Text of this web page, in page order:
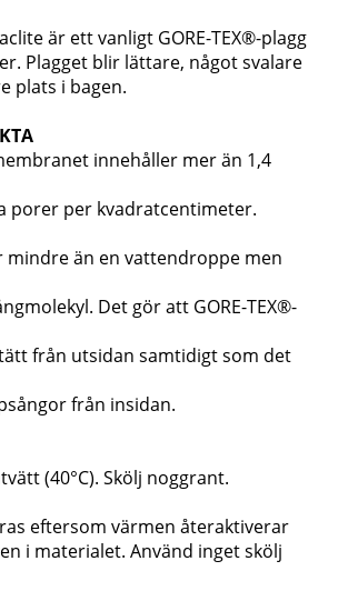
är ett vanligt GORE-TEX®-plagg
Plagget blir lättare, något svalare
plats i bagen.
innehåller mer än 1,4
porer per kvadratcentimeter.
mindre än en vattendroppe men
Det gör att GORE-TEX®-
från utsidan samtidigt som det
från insidan.
(40°C). Skölj noggrant.
eftersom värmen återaktiverar
i materialet. Använd inget skölj